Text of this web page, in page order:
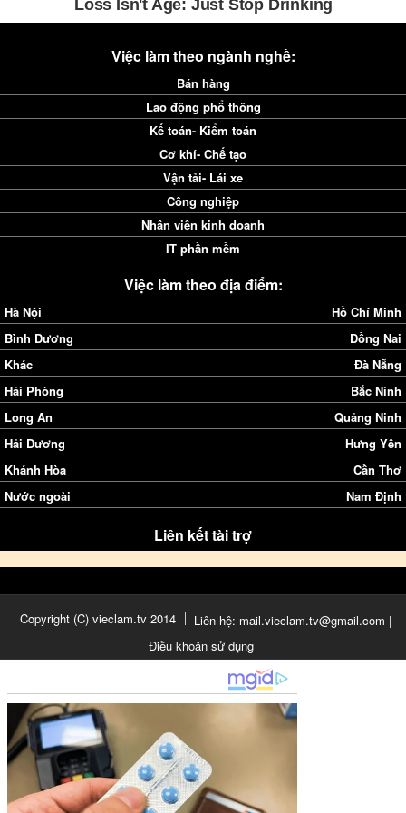
Việc làm theo ngành nghề:
Bán hàng
Lao động phổ thông
Kế toán- Kiểm toán
Cơ khí- Chế tạo
Vận tải- Lái xe
Công nghiệp
Nhân viên kinh doanh
IT phần mềm
Việc làm theo địa điểm:
Hà Nội
Hồ Chí Minh
Bình Dương
Đồng Nai
Khác
Đà Nẵng
Hải Phòng
Bắc Ninh
Long An
Quảng Ninh
Hải Dương
Hưng Yên
Khánh Hòa
Cần Thơ
Nước ngoài
Nam Định
Liên kết tài trợ
Copyright (C) vieclam.tv 2014
Liên hệ: mail.vieclam.tv@gmail.com |
Điều khoản sử dụng